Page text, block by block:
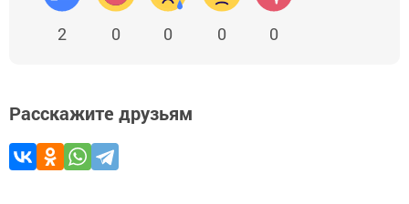
2 0 0 0 0
Расскажите друзьям